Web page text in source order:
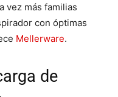
vez más familias
con óptimas
Mellerware.
de